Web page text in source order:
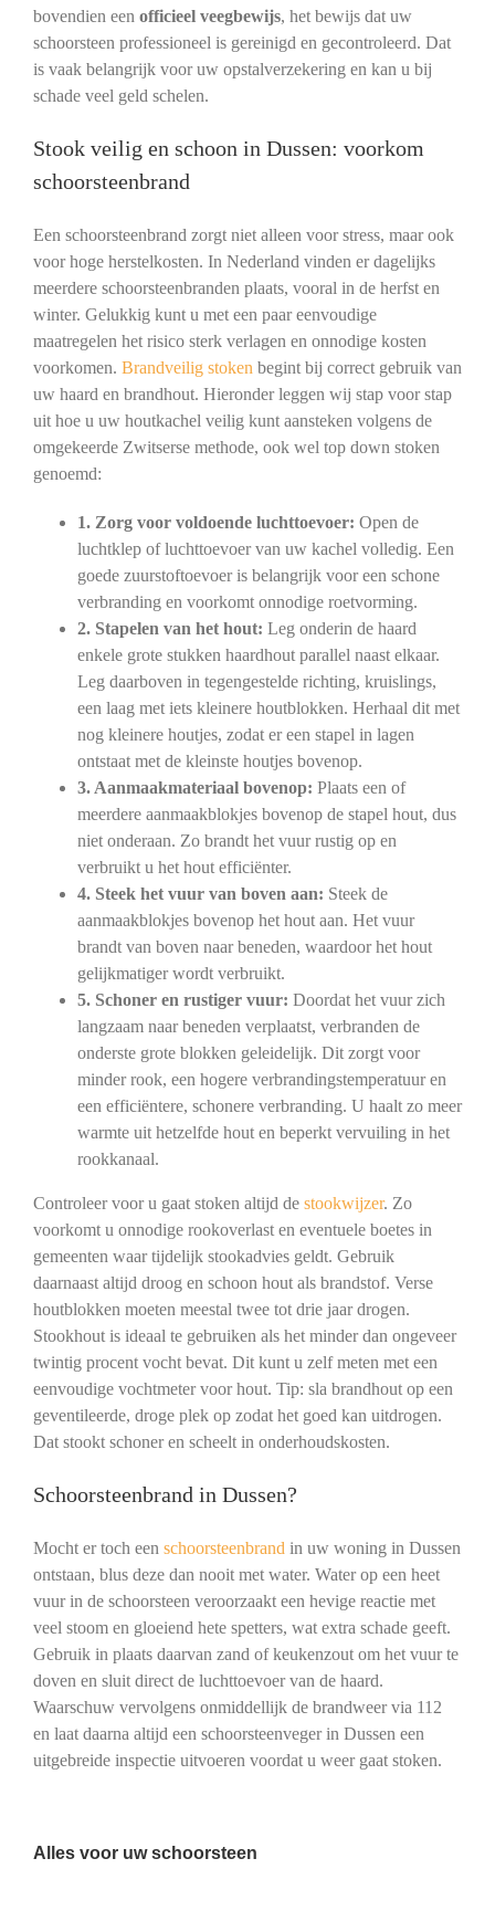
bovendien een officieel veegbewijs, het bewijs dat uw
schoorsteen professioneel is gereinigd en gecontroleerd. Dat
is vaak belangrijk voor uw opstalverzekering en kan u bij
schade veel geld schelen.
Stook veilig en schoon in Dussen: voorkom
schoorsteenbrand
Een schoorsteenbrand zorgt niet alleen voor stress, maar ook
voor hoge herstelkosten. In Nederland vinden er dagelijks
meerdere schoorsteenbranden plaats, vooral in de herfst en
winter. Gelukkig kunt u met een paar eenvoudige
maatregelen het risico sterk verlagen en onnodige kosten
voorkomen. Brandveilig stoken begint bij correct gebruik van
uw haard en brandhout. Hieronder leggen wij stap voor stap
uit hoe u uw houtkachel veilig kunt aansteken volgens de
omgekeerde Zwitserse methode, ook wel top down stoken
genoemd:
1. Zorg voor voldoende luchttoevoer: Open de
luchtklep of luchttoevoer van uw kachel volledig. Een
goede zuurstoftoevoer is belangrijk voor een schone
verbranding en voorkomt onnodige roetvorming.
2. Stapelen van het hout: Leg onderin de haard
enkele grote stukken haardhout parallel naast elkaar.
Leg daarboven in tegengestelde richting, kruislings,
een laag met iets kleinere houtblokken. Herhaal dit met
nog kleinere houtjes, zodat er een stapel in lagen
ontstaat met de kleinste houtjes bovenop.
3. Aanmaakmateriaal bovenop: Plaats een of
meerdere aanmaakblokjes bovenop de stapel hout, dus
niet onderaan. Zo brandt het vuur rustig op en
verbruikt u het hout efficiënter.
4. Steek het vuur van boven aan: Steek de
aanmaakblokjes bovenop het hout aan. Het vuur
brandt van boven naar beneden, waardoor het hout
gelijkmatiger wordt verbruikt.
5. Schoner en rustiger vuur: Doordat het vuur zich
langzaam naar beneden verplaatst, verbranden de
onderste grote blokken geleidelijk. Dit zorgt voor
minder rook, een hogere verbrandingstemperatuur en
een efficiëntere, schonere verbranding. U haalt zo meer
warmte uit hetzelfde hout en beperkt vervuiling in het
rookkanaal.
Controleer voor u gaat stoken altijd de stookwijzer. Zo
voorkomt u onnodige rookoverlast en eventuele boetes in
gemeenten waar tijdelijk stookadvies geldt. Gebruik
daarnaast altijd droog en schoon hout als brandstof. Verse
houtblokken moeten meestal twee tot drie jaar drogen.
Stookhout is ideaal te gebruiken als het minder dan ongeveer
twintig procent vocht bevat. Dit kunt u zelf meten met een
eenvoudige vochtmeter voor hout. Tip: sla brandhout op een
geventileerde, droge plek op zodat het goed kan uitdrogen.
Dat stookt schoner en scheelt in onderhoudskosten.
Schoorsteenbrand in Dussen?
Mocht er toch een schoorsteenbrand in uw woning in Dussen
ontstaan, blus deze dan nooit met water. Water op een heet
vuur in de schoorsteen veroorzaakt een hevige reactie met
veel stoom en gloeiend hete spetters, wat extra schade geeft.
Gebruik in plaats daarvan zand of keukenzout om het vuur te
doven en sluit direct de luchttoevoer van de haard.
Waarschuw vervolgens onmiddellijk de brandweer via 112
en laat daarna altijd een schoorsteenveger in Dussen een
uitgebreide inspectie uitvoeren voordat u weer gaat stoken.
Alles voor uw schoorsteen